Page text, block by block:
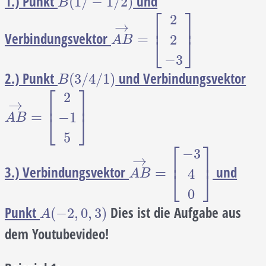
B
Verbindungsvektor AB
→
= ⎡
⎣⎢
2
2
−3
⎤
⎦⎥
AB→=[ 2 3]
2.) Punkt B(3/4/1)
B(3/4/1) und Verbindungsvektor
AB
→
= ⎡
⎣
⎢
2
−1
5
⎤
⎦⎥
AB→=[ − 15]
3.) Verbindungsvektor AB
→
= ⎡
⎣
⎢ −3
4
0
⎤
⎦⎥
AB→=[ 3 0] und
Punkt A(−2, 0, 3)
A(−2,0, 3)
Dies ist die Aufgabe aus
dem Youtubevideo!